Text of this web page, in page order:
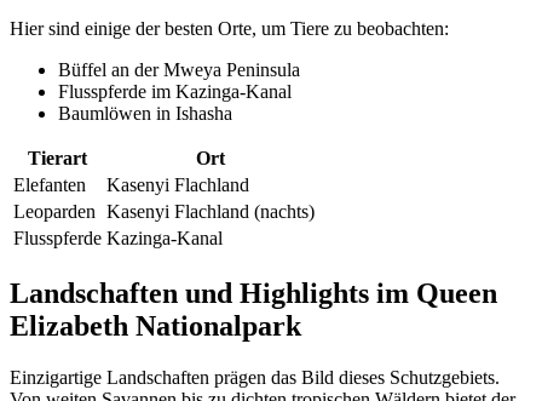
Hier sind einige der besten Orte, um Tiere zu beobachten:
Büffel an der Mweya Peninsula
Flusspferde im Kazinga-Kanal
Baumlöwen in Ishasha
Tierart
Ort
Elefanten
Kasenyi Flachland
Leoparden Kasenyi Flachland (nachts)
Flusspferde Kazinga-Kanal
Landschaften und Highlights im Queen
Elizabeth Nationalpark
Einzigartige Landschaften prägen das Bild dieses Schutzgebiets.